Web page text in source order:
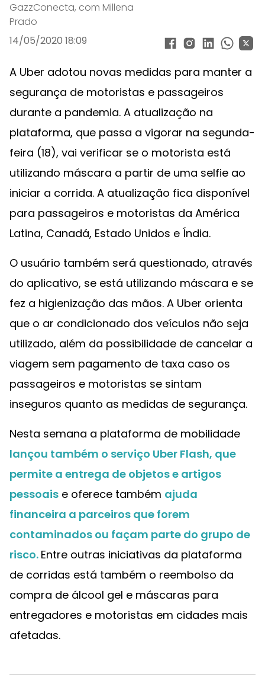
GazzConecta, com Millena
Prado
14/05/2020 18:09
A Uber adotou novas medidas para manter a
segurança de motoristas e passageiros
durante a pandemia. A atualização na
plataforma, que passa a vigorar na segunda-
feira (18), vai verificar se o motorista está
utilizando máscara a partir de uma selfie ao
iniciar a corrida. A atualização fica disponível
para passageiros e motoristas da América
Latina, Canadá, Estado Unidos e Índia.
O usuário também será questionado, através
do aplicativo, se está utilizando máscara e se
fez a higienização das mãos. A Uber orienta
que o ar condicionado dos veículos não seja
utilizado, além da possibilidade de cancelar a
viagem sem pagamento de taxa caso os
passageiros e motoristas se sintam
inseguros quanto as medidas de segurança.
Nesta semana a plataforma de mobilidade
lançou também o serviço Uber Flash, que
permite a entrega de objetos e artigos
pessoais e oferece também ajuda
financeira a parceiros que forem
contaminados ou façam parte do grupo de
risco. Entre outras iniciativas da plataforma
de corridas está também o reembolso da
compra de álcool gel e máscaras para
entregadores e motoristas em cidades mais
afetadas.